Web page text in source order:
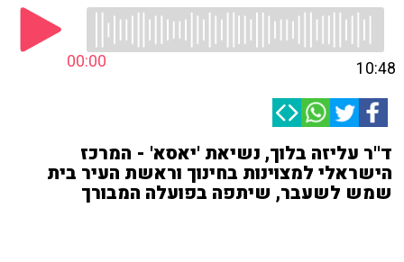
00:00 10:48
ד''ר עליזה בלוך, נשיאת 'יאסא' - המרכז
הישראלי למצוינות בחינוך וראשת העיר בית
שמש לשעבר, שיתפה בפועלה המבורך